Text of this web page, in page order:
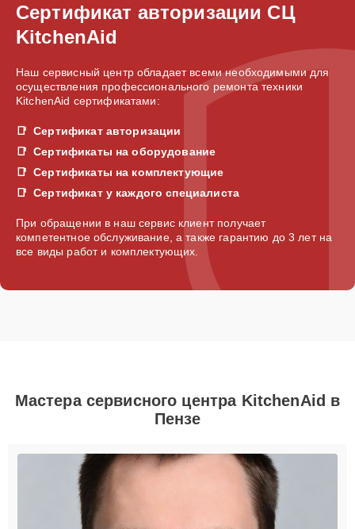
Сертификат авторизации СЦ
KitchenAid
Наш сервисный центр обладает всеми необходимыми для
осуществления профессионального ремонта техники
KitchenAid сертификатами:
Сертификат авторизации
Сертификаты на оборудование
Сертификаты на комплектующие
Сертификат у каждого специалиста
При обращении в наш сервис клиент получает
компетентное обслуживание, а также гарантию до 3 лет на
все виды работ и комплектующих.
Мастера сервисного центра KitchenAid в
Пензе